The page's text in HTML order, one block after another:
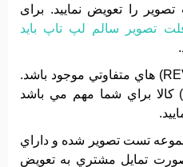
را تعویض نمایید. برای
تصویر سالم لپ تاپ باید
اين مدل مادربرد با ريورژن (REV) هاي متفاوتي موجود باشد.
در صورتي که ريورژن (REV) کالا براي شما مهم مي باشد
تست تصوير شده و داراي
صورت تمايل مشتري به تعويض